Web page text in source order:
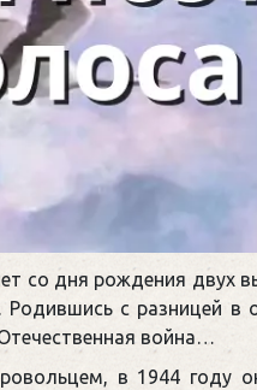
со дня рождения двух
с разницей в
война…
в 1944 году